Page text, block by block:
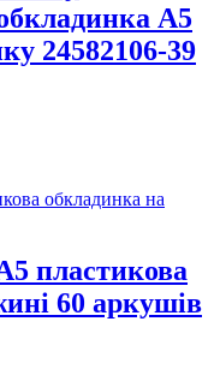
А5
24582106-39
пластикова
60 аркушів